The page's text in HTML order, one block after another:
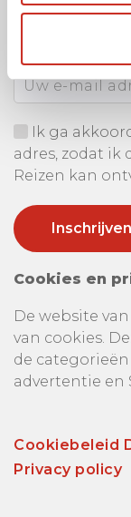
Ik ga
adres, zodat ik
Reizen kan
Cookies en
De website
van cookies.
de
advertentie en
Cookiebeleid
Privacy policy